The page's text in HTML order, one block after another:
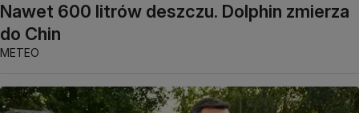
Nawet 600 litrów deszczu. Dolphin zmierza
do Chin
METEO